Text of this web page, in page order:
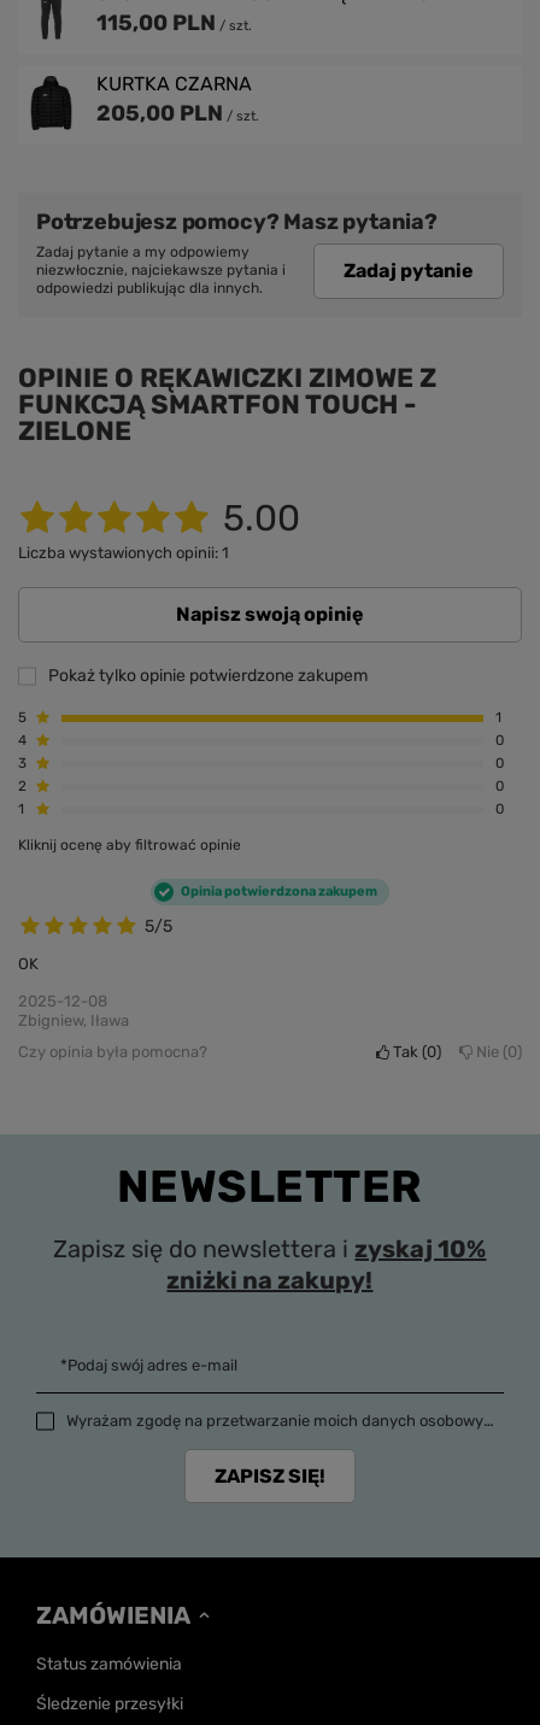
115,00 PLN / szt.
KURTKA CZARNA
205,00 PLN / szt.
Potrzebujesz pomocy? Masz pytania?
Zadaj pytanie a my odpowiemy
niezwłocznie, najciekawsze pytania i
odpowiedzi publikując dla innych.
Zadaj pytanie
OPINIE O RĘKAWICZKI ZIMOWE Z
FUNKCJĄ SMARTFON TOUCH -
ZIELONE
5.00
Liczba wystawionych opinii: 1
Napisz swoją opinię
Pokaż tylko opinie potwierdzone zakupem
5
1
4
0
3
0
2
0
1
0
Kliknij ocenę aby filtrować opinie
5/5
Opinia potwierdzona zakupem
OK
2025-12-08
Zbigniew, Iława
Czy opinia była pomocna?
Tak 0 Nie 0
NEWSLETTER
Zapisz się do newslettera i zyskaj 10%
zniżki na zakupy!
*Podaj swój adres e-mail
Wyrażam zgodę na przetwarzanie moich danych osobowych (adres e-mail) na potrzeby wysyłki newslettera z informacją handlową (marketing). Więcej w
ZAPISZ SIĘ!
ZAMÓWIENIA
Status zamówienia
Śledzenie przesyłki